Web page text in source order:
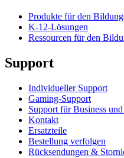
Produkte für den
K-12-Lösungen
Ressourcen für den
Support
Individueller Support
Gaming-Support
Support für Business
Kontakt
Ersatzteile
Bestellung verfolgen
Rücksendungen &